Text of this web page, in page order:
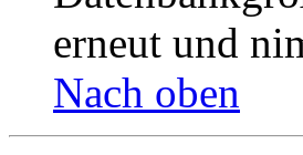
erneut und
Nach oben